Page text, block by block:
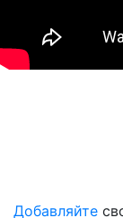
Добавляйте